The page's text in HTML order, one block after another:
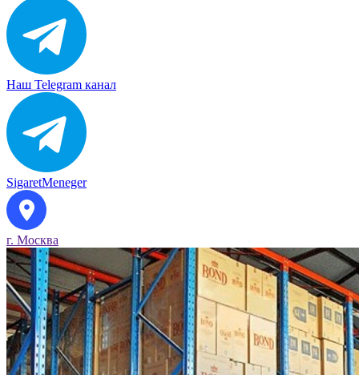
Наш Telegram канал
SigaretMeneger
г. Москва